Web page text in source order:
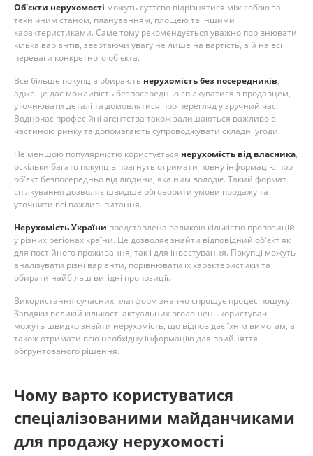
Об'єкти нерухомості можуть суттєво відрізнятися між собою за
технічним станом, плануванням, площею та іншими
характеристиками. Саме тому рекомендується уважно порівнювати
кілька варіантів, звертаючи увагу не лише на вартість, а й на всі
переваги конкретного об'єкта.
Все більше покупців обирають нерухомість без посередників,
адже це дає можливість безпосередньо спілкуватися з продавцем,
уточнювати деталі та домовлятися про перегляд у зручний час.
Водночас професійні агентства також залишаються важливою
частиною ринку та допомагають супроводжувати складні угоди.
Не меншою популярністю користується нерухомість від власника,
оскільки багато покупців прагнуть отримати повну інформацію про
об'єкт безпосередньо від людини, яка ним володіє. Такий формат
спілкування дозволяє швидше обговорити умови продажу та
уточнити всі важливі питання.
Нерухомість України представлена великою кількістю пропозицій
у різних регіонах країни. Це дозволяє знайти відповідний об'єкт як
для постійного проживання, так і для інвестування. Покупці можуть
аналізувати різні варіанти, порівнювати їх характеристики та
обирати найбільш вигідні пропозиції.
Використання сучасних платформ значно спрощує процес пошуку.
Завдяки великій кількості актуальних оголошень користувачі
можуть швидко знайти нерухомість, що відповідає їхнім вимогам, а
також отримати всю необхідну інформацію для прийняття
обґрунтованого рішення.
Чому варто користуватися
спеціалізованими майданчиками
для продажу нерухомості